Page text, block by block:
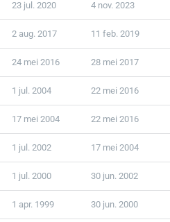
23 jul. 2020 4 nov. 2023
2 aug. 2017 11 feb. 2019
24 mei 2016 28 mei 2017
1 jul. 2004 22 mei 2016
17 mei 2004 22 mei 2016
1 jul. 2002 17 mei 2004
1 jul. 2000 30 jun. 2002
1 apr. 1999 30 jun. 2000